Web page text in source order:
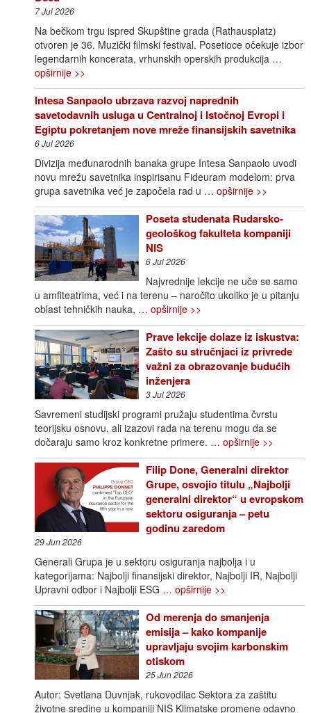
7 Jul 2026
Na bečkom trgu ispred Skupštine grada (Rathausplatz)
otvoren je 36. Muzički filmski festival. Posetioce očekuje izbor
legendarnih koncerata, vrhunskih operskih produkcija …
opširnije >>
Intesa Sanpaolo ubrzava razvoj naprednih
savetodavnih usluga u Centralnoj i Istočnoj Evropi i
Egiptu pokretanjem nove mreže finansijskih savetnika
6 Jul 2026
Divizija međunarodnih banaka grupe Intesa Sanpaolo uvodi
novu mrežu savetnika inspirisanu Fideuram modelom: prva
grupa savetnika već je započela rad u … opširnije >>
Poseta studenata Rudarsko-
geološkog fakulteta kompaniji
NIS
6 Jul 2026
Najvrednije lekcije ne uče se samo
u amfiteatrima, već i na terenu – naročito ukoliko je u pitanju
oblast tehničkih nauka, … opširnije >>
Prave lekcije dolaze iz iskustva:
Zašto su stručnjaci iz privrede
važni za obrazovanje budućih
inženjera
3 Jul 2026
Savremeni studijski programi pružaju studentima čvrstu
teorijsku osnovu, ali izazovi rada na terenu mogu da se
dočaraju samo kroz konkretne primere. … opširnije >>
Filip Done, Generalni direktor
Grupe, osvojio titulu „Najbolji
generalni direktor“ u evropskom
sektoru osiguranja – petu
godinu zaredom
29 Jun 2026
Generali Grupa je u sektoru osiguranja najbolja i u
kategorijama: Najbolji finansijski direktor, Najbolji IR, Najbolji
Upravni odbor i Najbolji ESG … opširnije >>
Od merenja do smanjenja
emisija – kako kompanije
upravljaju svojim karbonskim
otiskom
25 Jun 2026
Autor: Svetlana Duvnjak, rukovodilac Sektora za zaštitu
životne sredine u kompaniji NIS Klimatske promene odavno